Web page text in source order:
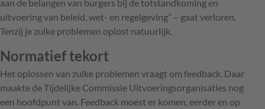
aan de belangen van burgers bij de totstandkoming en
uitvoering van beleid, wet- en regelgeving” – gaat verloren.
Tenzij je zulke problemen oplost natuurlijk.
Normatief tekort
Het oplossen van zulke problemen vraagt om feedback. Daar
maakte de Tijdelijke Commissie Uitvoeringsorganisaties nog
een hoofdpunt van. Feedback moest er komen, eerder en op